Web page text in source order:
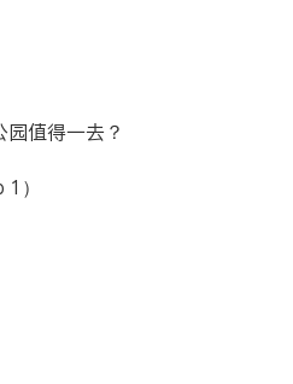
值得一去？
）